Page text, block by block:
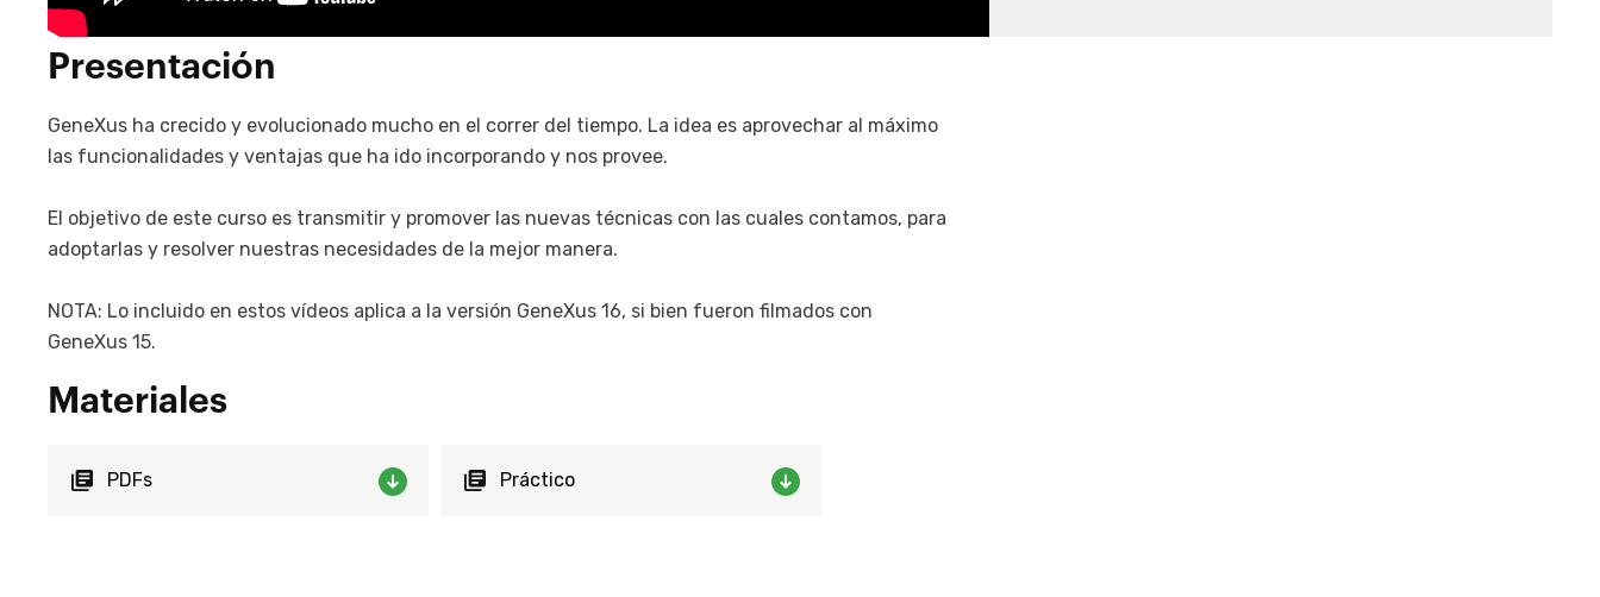
Presentación
GeneXus ha crecido y evolucionado mucho en el correr del tiempo. La idea es aprovechar al máximo
las funcionalidades y ventajas que ha ido incorporando y nos provee.
El objetivo de este curso es transmitir y promover las nuevas técnicas con las cuales contamos, para
adoptarlas y resolver nuestras necesidades de la mejor manera.
NOTA: Lo incluido en estos vídeos aplica a la versión GeneXus 16, si bien fueron filmados con
GeneXus 15.
Materiales
PDFs Práctico